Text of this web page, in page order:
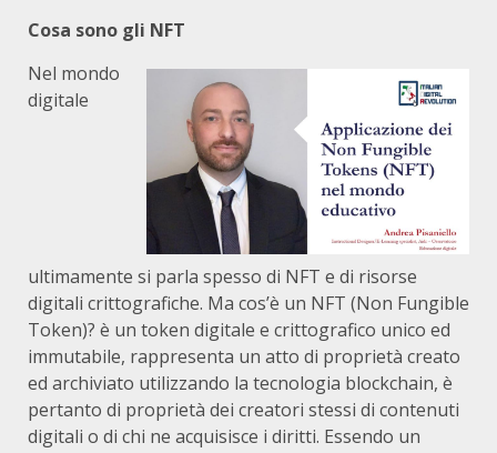
Cosa sono gli NFT
Nel mondo
digitale
ultimamente si parla spesso di NFT e di risorse
digitali crittografiche. Ma cos’è un NFT (Non Fungible
Token)? è un token digitale e crittografico unico ed
immutabile, rappresenta un atto di proprietà creato
ed archiviato utilizzando la tecnologia blockchain, è
pertanto di proprietà dei creatori stessi di contenuti
digitali o di chi ne acquisisce i diritti. Essendo un